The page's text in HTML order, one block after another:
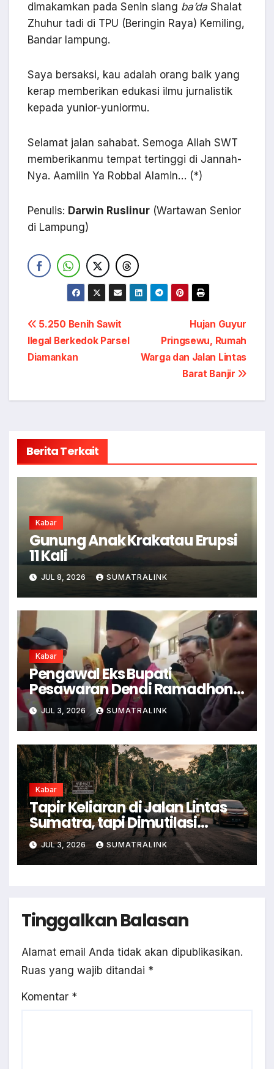
dimakamkan pada Senin siang ba’da Shalat
Zhuhur tadi di TPU (Beringin Raya) Kemiling,
Bandar lampung.
Saya bersaksi, kau adalah orang baik yang
kerap memberikan edukasi ilmu jurnalistik
kepada yunior-yuniormu.
Selamat jalan sahabat. Semoga Allah SWT
memberikanmu tempat tertinggi di Jannah-
Nya. Aamiiin Ya Robbal Alamin… (*)
Penulis: Darwin Ruslinur (Wartawan Senior
di Lampung)
Navigasi
pos
Hujan Guyur
Pringsewu, Rumah
Warga dan Jalan Lintas
Barat Banjir
5.250 Benih Sawit
Ilegal Berkedok Parsel
Diamankan
Berita Terkait
Kabar
Gunung Anak Krakatau Erupsi
11 Kali
JUL 8, 2026 SUMATRALINK
Kabar
Pengawal Eks Bupati
Pesawaran Dendi Ramadhona
Pukul Kamera Wartawan
JUL 3, 2026 SUMATRALINK
Kabar
Tapir Keliaran di Jalan Lintas
Sumatra, tapi Dimutilasi
Warga
JUL 3, 2026 SUMATRALINK
Tinggalkan Balasan
Alamat email Anda tidak akan dipublikasikan.
Ruas yang wajib ditandai *
Komentar *